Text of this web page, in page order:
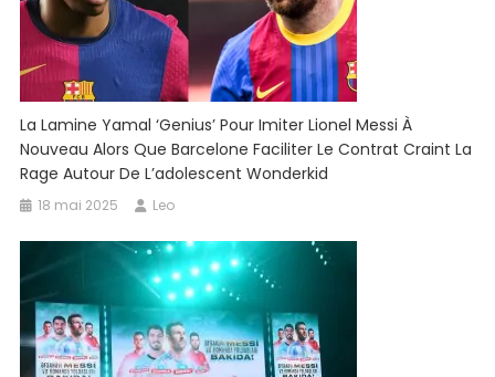
La Lamine Yamal ‘Genius’ Pour Imiter Lionel Messi À
Nouveau Alors Que Barcelone Faciliter Le Contrat Craint La
Rage Autour De L’adolescent Wonderkid
18 mai 2025 Leo